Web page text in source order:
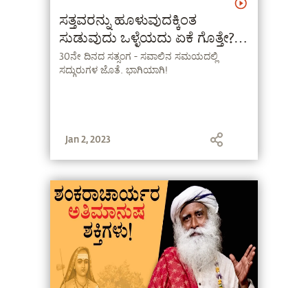
ಸತ್ತವರನ್ನು ಹೂಳುವುದಕ್ಕಿಂತ
ಸುಡುವುದು ಒಳ್ಳೆಯದು ಏಕೆ ಗೊತ್ತೇ?
Sadhguru Kannada
30ನೇ ದಿನದ ಸತ್ಸಂಗ - ಸವಾಲಿನ ಸಮಯದಲ್ಲಿ
ಸದ್ಗುರುಗಳ ಜೊತೆ. ಭಾಗಿಯಾಗಿ!
Jan 2, 2023